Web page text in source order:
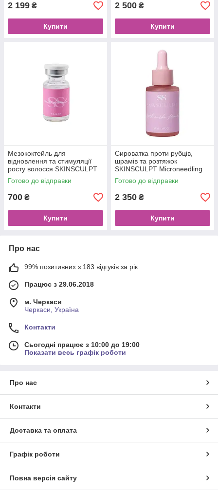
2 199 ₴
Купити
2 500 ₴
Купити
Мезококтейль для
відновлення та стимуляції
росту волосся SKINSCULPT
Hair Formula (10 мл)
Готово до відправки
700 ₴
Купити
Сироватка проти рубців,
шрамів та розтяжок
SKINSCULPT Microneedling
Therapy (30 мл)
Готово до відправки
2 350 ₴
Купити
Про нас
99% позитивних з 183 відгуків за рік
Працює з 29.06.2018
м. Черкаси
Черкаси, Україна
Контакти
Сьогодні працює з 10:00 до 19:00
Показати весь графік роботи
Про нас
Контакти
Доставка та оплата
Графік роботи
Повна версія сайту